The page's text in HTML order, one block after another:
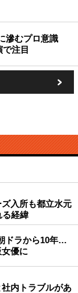
滲むプロ意識
注目
入所も都立水元
る経緯
ドラから10年…
女優に
内トラブルがあ